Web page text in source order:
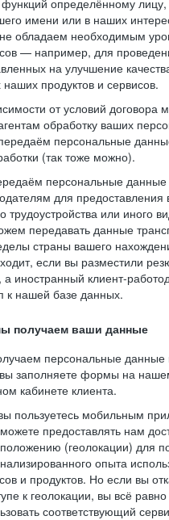
определённому лицу,
имени или в наших
не обладаем необходимым
— например, для
на улучшение
наших продуктов и сервисов.
от условий договора
обработку ваших
персональные
(так тоже можно).
персональные
для предоставления
трудоустройства или иного
передавать данные
страны вашего
если вы разместили
а иностранный клиент-
к нашей базе данных.
получаем ваши данные
персональные данные
вы заполняете формы на
кабинете клиента.
пользуетесь мобильным
предоставлять нам
(геолокации) для
опыта
и продуктов. Но если вы
к геолокации, вы всё
соответствующий